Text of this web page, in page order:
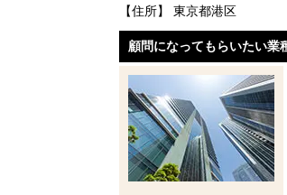
【住所】 東京都港区
顧問になってもらいたい業